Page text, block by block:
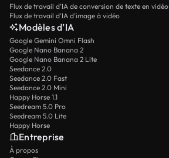
Flux de travail d’IA de conversion de texte en vidéo
Flux de travail d’IA d’image à vidéo
Modèles d’IA
Google Gemini Omni Flash
Google Nano Banana 2
Google Nano Banana 2 Lite
Seedance 2.0
Seedance 2.0 Fast
Seedance 2.0 Mini
Happy Horse 1.1
Seedream 5.0 Pro
Seedream 5.0 Lite
Happy Horse
Entreprise
À propos